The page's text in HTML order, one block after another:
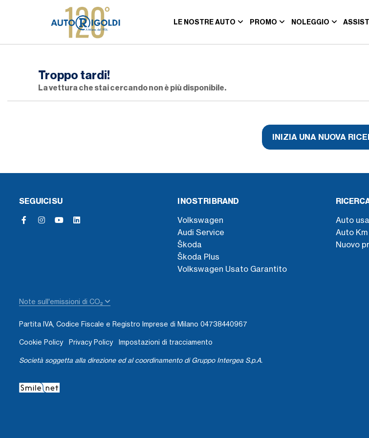
LE NOSTRE AUTO PROMO NOLEGGIO
Troppo tardi!
La vettura che stai cercando non è più disponibile.
INIZIA UNA NUOVA
SEGUICI SU I NOSTRI BRAND
Volkswagen
Audi Service
Škoda
Škoda Plus
Volkswagen Usato Garantito
Auto
Auto
Nuovo
Note sull'emissioni di CO₂
Partita IVA, Codice Fiscale e Registro Imprese di Milano 04738440967
Cookie Policy Privacy Policy Impostazioni di tracciamento
Società soggetta alla direzione ed al coordinamento di Gruppo Intergea S.p.A.